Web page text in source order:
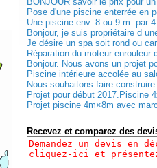
Pose d'une piscine enterrée en
Une piscine env. 8 ou 9 m. par
Bonjour, je suis propriétaire d
Je désire un spa soit rond ou
Réparation du moteur enrouleur
Bonjour. Nous avons un projet
Piscine intérieure accolée au
Nous souhaitons faire
Projet pour début 2017.Piscine
Projet piscine 4m×8m avec
Recevez et comparez des